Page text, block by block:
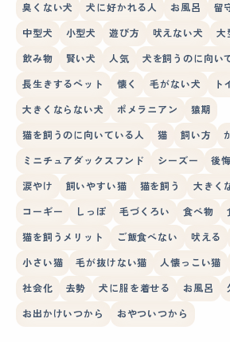
臭くない犬 犬に好かれる人 お風呂 留
中型犬 小型犬 遊び方 吠えない犬 大
飲み物 賢い犬 人気 犬を飼うのに向い
長生きするペット 懐く 毛がない犬 ト
大きくならない犬 ポメラニアン 猿期
猫を飼うのに向いている人 猫 飼い方
ミニチュアダックスフンド シーズー 後悔
涙やけ 飼いやすい猫 猫を飼う 大きく
コーギー しっぽ 毛づくろい 食べ物
猫を飼うメリット ご飯食べない 吠える
小さい猫 毛が抜けない猫 人懐っこい猫
社会化 去勢 犬に服を着せる お風呂
お出かけいつから おやついつから